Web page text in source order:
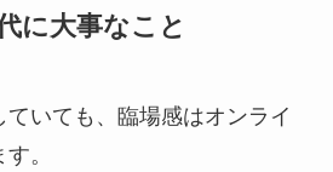
に大事なこと
いても、臨場感はオンライ
。